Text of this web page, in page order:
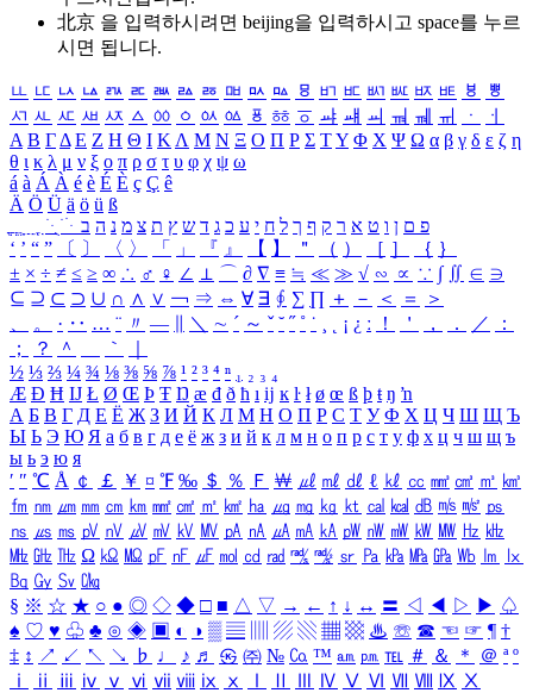
北京 을 입력하시려면 beijing을 입력하시고 space를 누르
시면 됩니다.
ㅥ ㅦ ㅧ ㅨ ㅩ ㅪ ㅫ ㅬ ㅭ ㅮ ㅯ ㅰ ㅱ ㅲ ㅳ ㅴ ㅵ ㅶ ㅷ ㅸ
ㅹ
ㅺ ㅻ ㅼ ㅽ ㅾ ㅿ ㆀ ㆁ ㆂ ㆃ ㆄ ㆅ ㆆ ㆇ ㆈ ㆉ ㆊ ㆋ ㆌ ㆍ
ㆎ
Α Β ΓΔ Ε Ζ Η Θ Ι ΚΛ Μ Ν Ξ Ο Π Ρ Σ ΤΥ Φ Χ Ψ Ω α β γ δ ε ζ η
θ ι κ λ μ ν ξ ο π ρ σ τ υ φ χ ψ ω
á à Á À é è É È ç Ç ê
Ä Ö Ü ä ö ü ß
ִֶֹ ֻּ ׁׂ פ ם ן ו ט א ר ק ף ך ל ח י ע כ ג ד ש ץ ת צ מ נ ה ב
‘ ’ “ ” 〔 〕 〈 〉 「 」 『 』 【 】 ＂ （ ） ［ ］ ｛ ｝
± × ÷ ≠ ≤ ≥ ∞ ∴ ♂ ♀ ∠ ⊥ ⌒ ∂ ∇ ≡ ≒ ≪ ≫ √ ∽ ∝ ∵ ∫ ∬ ∈ ∋
⊆ ⊇ ⊂ ⊃ ∪ ∩ ∧ ∨ ￢ ⇒ ⇔ ∀ ∃ ∮ ∑ ∏ ＋ － ＜ ＝
＞
、
。 · ‥ … ¨ 〃 ― ＼ ∼ ´ ～ ˇ ˘ ˝ ˚ ˙ ¸ ¡ ¿ ː ！ ＇ ， ． ／
：
；
？ ＾ ｀
½ ⅓ ⅔ ¼ ¾ ⅛ ⅜ ⅝ ⅞ ¹ ² ³ ⁴ ⁿ ₁ ₂ ₃ ₄
Æ Ð Ħ Ĳ Ł Ø Œ Þ Ŧ Ŋ æ đ ð ħ ı ĳ ĸ ŀ ł ø œ ß þ ŧ ŋ ŉ
А Б В Г Д Е Ё Ж З И Й К Л М Н О П Р С Т У Ф Х Ц Ч Ш Щ Ъ
Ы Ь Э Ю Я а б в г д е ё ж з и й к л м н о п р с т у ф х ц ч ш щ ъ
ы ь э ю я
′ ″ ℃ Å ￠ ￡ ￥ ¤ ℉ ‰ ＄ ％ Ｆ ￦ ㎕ ㎖ ㎗ ℓ ㎘ ㏄ ㎣ ㎤ ㎥ ㎦
㎙ ㎚ ㎛ ㎜ ㎝ ㎞ ㎟ ㎠ ㎡ ㎢ ㏊ ㎍ ㎎ ㎏ ㏏ ㎈ ㎉ ㏈ ㎧ ㎨ ㎰
㎱ ㎲ ㎳ ㎴ ㎵ ㎶ ㎷ ㎸ ㎹ ㎀ ㎁ ㎂ ㎃ ㎄ ㎺ ㎻ ㎽ ㎾ ㎿ ㎐ ㎑
㎒ ㎓ ㎔ Ω ㏀ ㏁ ㎊ ㎋ ㎌ ㏖ ㏅ ㎭ ㎮ ㎯ ㏛ ㎩ ㎪ ㎫ ㎬ ㏝ ㏐
㏓
㏃ ㏉ ㏜ ㏆
§ ※ ☆ ★ ○ ● ◎ ◇ ◆ □ ■ △ ▽ → ← ↑ ↓ ↔ 〓 ◁ ◀ ▷ ▶ ♤
♠ ♡ ♥ ♧ ♣ ⊙ ◈ ▣ ◐ ◑ ▒ ▤ ▨ ▧ ▦ ▩ ♨ ☏ ☎ ☜ ☞ ¶ †
‡ ↕ ↗ ↙ ↖ ↘ ♭ ♩ ♪ ♬ ㉿ ㈜ № ㏇ ™ ㏂ ㏘ ℡ ＃ ＆ ＊ ＠ ª º
ⅰ
ⅱ ⅲ ⅳ ⅴ ⅵ ⅶ ⅷ ⅸ ⅹ Ⅳ Ⅴ Ⅵ Ⅶ Ⅷ Ⅸ Ⅹ